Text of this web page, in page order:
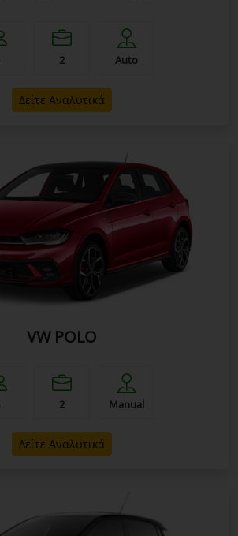
2 Auto
Δείτε Αναλυτικά
VW POLO
2 Manual
Δείτε Αναλυτικά